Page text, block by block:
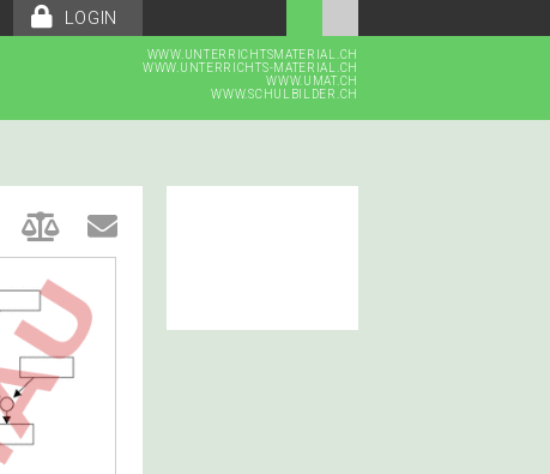
LOGIN
WWW.UNTERRICHTSMATERIAL.CH
WWW.UNTERRICHTS-MATERIAL.CH
WWW.UMAT.CH
WWW.SCHULBILDER.CH